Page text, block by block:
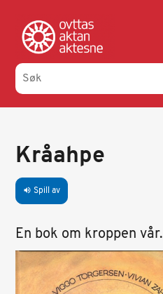
hovedinnhold
Kråahpe
volume_up Spill av
En bok om kroppen vår.